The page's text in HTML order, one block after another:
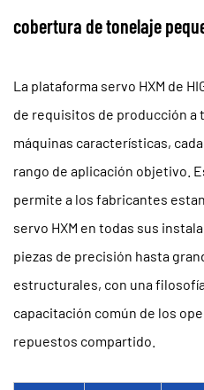
cobertura de tonelaje
La plataforma servo HXM de
de requisitos de producción a
máquinas características,
rango de aplicación objetivo.
permite a los fabricantes
servo HXM en todas sus
piezas de precisión hasta
estructurales, con una
capacitación común de los
repuestos compartido.